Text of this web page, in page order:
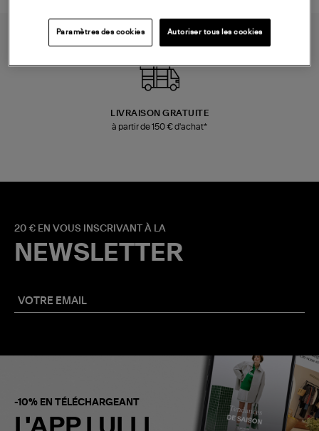
LIVRAISON GRATUITE
à partir de 150 € d'achat*
20 € EN VOUS INSCRIVANT À LA
NEWSLETTER
-10% EN TÉLÉCHARGEANT
Paramètres des cookies Autoriser tous les cookies